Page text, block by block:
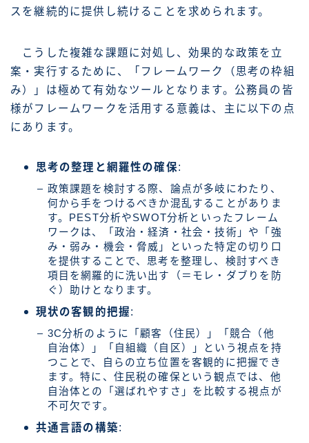
スを継続的に提供し続けることを求められます。
こうした複雑な課題に対処し、効果的な政策を立
案・実行するために、「フレームワーク（思考の枠組
み）」は極めて有効なツールとなります。公務員の皆
様がフレームワークを活用する意義は、主に以下の点
にあります。
思考の整理と網羅性の確保:
政策課題を検討する際、論点が多岐にわたり、
何から手をつけるべきか混乱することがありま
す。PEST分析やSWOT分析といったフレーム
ワークは、「政治・経済・社会・技術」や「強
み・弱み・機会・脅威」といった特定の切り口
を提供することで、思考を整理し、検討すべき
項目を網羅的に洗い出す（＝モレ・ダブりを防
ぐ）助けとなります。
現状の客観的把握:
3C分析のように「顧客（住民）」「競合（他
自治体）」「自組織（自区）」という視点を持
つことで、自らの立ち位置を客観的に把握でき
ます。特に、住民税の確保という観点では、他
自治体との「選ばれやすさ」を比較する視点が
不可欠です。
共通言語の構築: